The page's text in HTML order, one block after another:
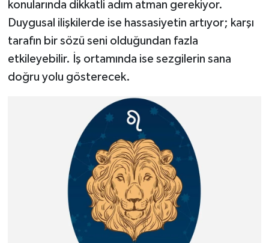
konularında dikkatli adım atman gerekiyor.
Duygusal ilişkilerde ise hassasiyetin artıyor; karşı
tarafın bir sözü seni olduğundan fazla
etkileyebilir. İş ortamında ise sezgilerin sana
doğru yolu gösterecek.